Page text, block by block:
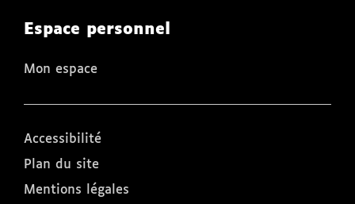
Espace personnel
Mon espace
Accessibilité
Plan du site
Mentions légales